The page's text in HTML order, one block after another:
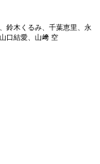
鈴木くるみ、千葉恵里、永
口結愛、山﨑 空